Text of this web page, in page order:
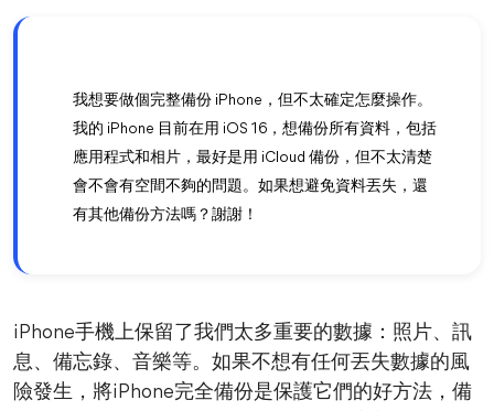
我想要做個完整備份 iPhone，但不太確定怎麼操作。
我的 iPhone 目前在用 iOS 16，想備份所有資料，包括
應用程式和相片，最好是用 iCloud 備份，但不太清楚
會不會有空間不夠的問題。如果想避免資料丟失，還
有其他備份方法嗎？謝謝！
iPhone手機上保留了我們太多重要的數據：照片、訊
息、備忘錄、音樂等。如果不想有任何丟失數據的風
險發生，將iPhone完全備份是保護它們的好方法，備